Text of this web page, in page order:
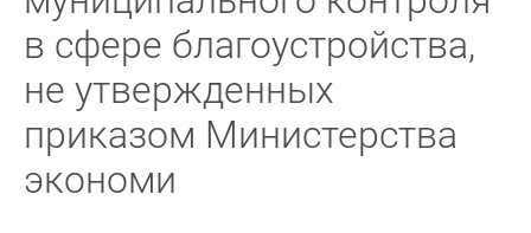
в сфере благоустройства,
не утвержденных
приказом Министерства
экономи